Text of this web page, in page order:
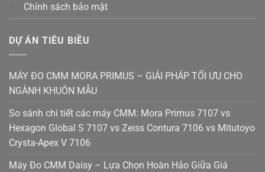
Chính sách bảo mật
DỰ ÁN TIÊU BIỀU
MÁY ĐO CMM MORA PRIMUS – GIẢI PHÁP TỐI ƯU CHO
NGÀNH KHUÔN MẪU
So sánh chi tiết các máy CMM: Mora Primus 7107 vs
Hexagon Global S 7107 vs Zeiss Contura 7106 vs Mitutoyo
Crysta-Apex V 7106
Máy Đo CMM Daisy – Lựa Chọn Hoàn Hảo Giữa Giá